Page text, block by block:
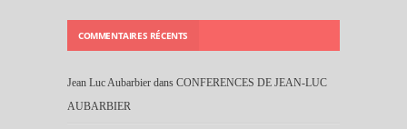
COMMENTAIRES RÉCENTS
Jean Luc Aubarbier dans CONFERENCES DE JEAN-LUC
AUBARBIER